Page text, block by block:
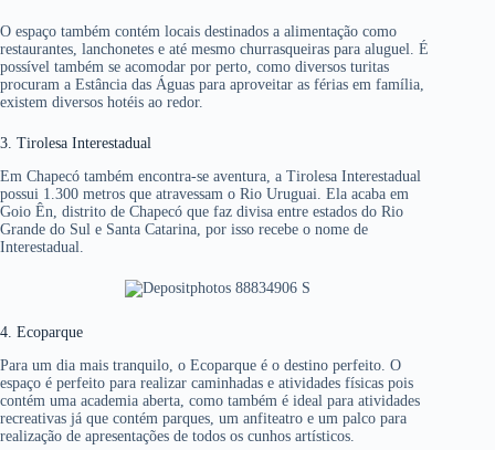
O espaço também contém locais destinados a alimentação como
restaurantes, lanchonetes e até mesmo churrasqueiras para aluguel. É
possível também se acomodar por perto, como diversos turitas
procuram a Estância das Águas para aproveitar as férias em família,
existem diversos hotéis ao redor.
3. Tirolesa Interestadual
Em Chapecó também encontra-se aventura, a Tirolesa Interestadual
possui 1.300 metros que atravessam o Rio Uruguai. Ela acaba em
Goio Ên, distrito de Chapecó que faz divisa entre estados do Rio
Grande do Sul e Santa Catarina, por isso recebe o nome de
Interestadual.
4. Ecoparque
Para um dia mais tranquilo, o Ecoparque é o destino perfeito. O
espaço é perfeito para realizar caminhadas e atividades físicas pois
contém uma academia aberta, como também é ideal para atividades
recreativas já que contém parques, um anfiteatro e um palco para
realização de apresentações de todos os cunhos artísticos.